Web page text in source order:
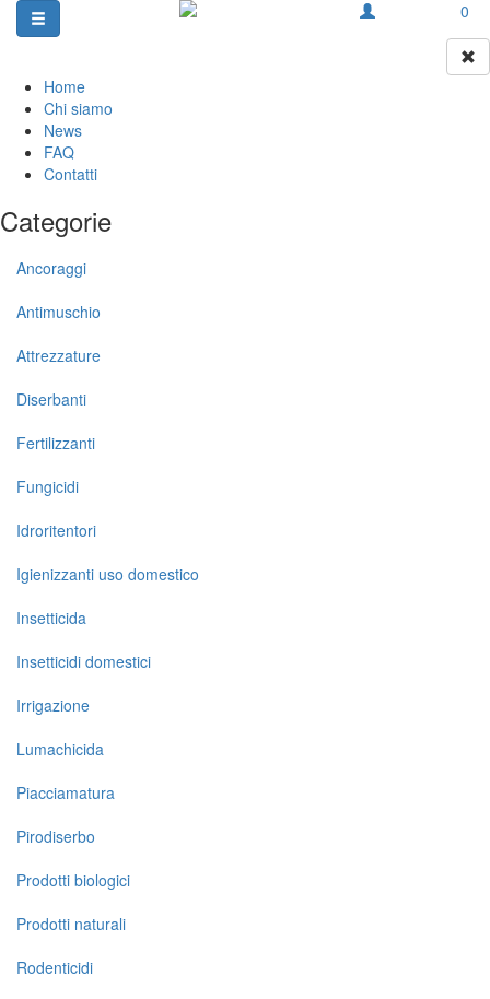
0
Home
Chi siamo
News
FAQ
Contatti
Categorie
Ancoraggi
Antimuschio
Attrezzature
Diserbanti
Fertilizzanti
Fungicidi
Idroritentori
Igienizzanti uso domestico
Insetticida
Insetticidi domestici
Irrigazione
Lumachicida
Piacciamatura
Pirodiserbo
Prodotti biologici
Prodotti naturali
Rodenticidi